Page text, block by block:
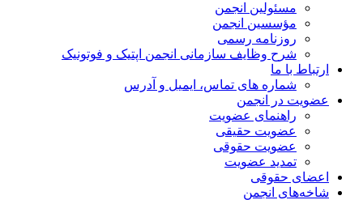
مسئولین انجمن
مؤسسین انجمن
روزنامه رسمی
شرح وظایف سازمانی انجمن اپتیک و فوتونیک
ارتباط با ما
شماره های تماس، ایمیل و آدرس
عضویت در انجمن
راهنمای عضویت
عضویت حقیقی
عضویت حقوقی
تمدید عضویت
اعضای حقوقی
شاخه‌های انجمن